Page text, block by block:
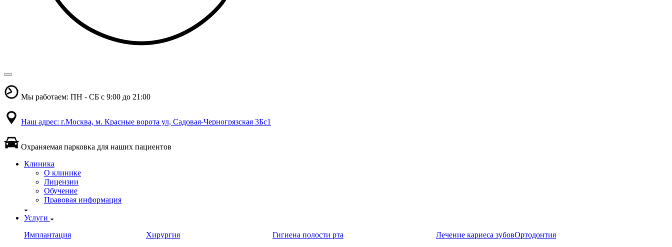
Мы работаем: ПН - СБ с 9:00 до 21:00
Наш адрес: г.Москва, м. Красные ворота ул, Садовая-Черногрязская 3Бс1
Охраняемая парковка для наших пациентов
Клиника
О клинике
Лицензии
Обучение
Правовая информация
Услуги
Имплантация
Хирургия
Гигиена полости рта
Лечение кариеса зубовОртодонтия